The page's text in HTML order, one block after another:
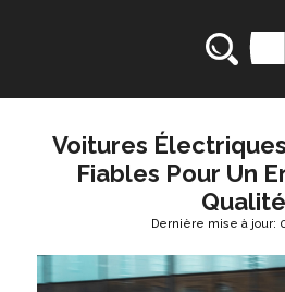
Voitures
Fiables Pour Un
Qualité
Dernière mise à jour: